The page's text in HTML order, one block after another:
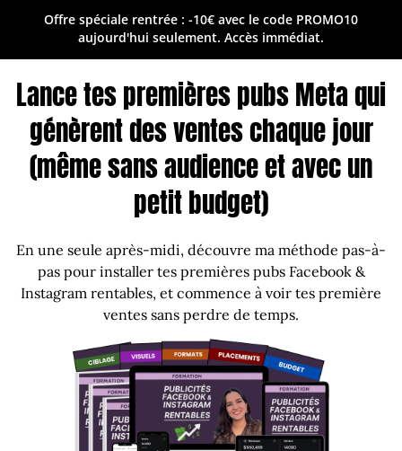
Offre spéciale rentrée : -10€ avec le code PROMO10
aujourd'hui seulement. Accès immédiat.
Lance tes premières pubs Meta qui
génèrent des ventes chaque jour
(même sans audience et avec un
petit budget)
En une seule après-midi, découvre ma méthode pas-à-
pas pour installer tes premières pubs Facebook &
Instagram rentables, et commence à voir tes première
ventes sans perdre de temps.